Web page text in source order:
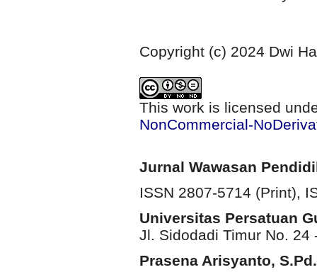
Copyright (c) 2024 Dwi
This work is licensed
NonCommercial-
Jurnal Wawasan
ISSN 2807-5714 (Print),
Universitas Persatuan
Jl. Sidodadi Timur No. 24
Prasena Arisyanto,